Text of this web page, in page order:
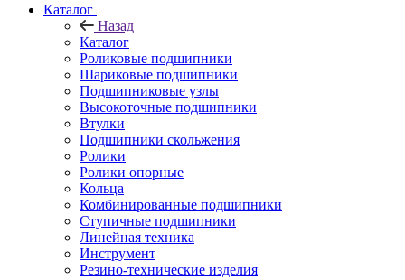
Каталог
Назад
Каталог
Роликовые подшипники
Шариковые подшипники
Подшипниковые узлы
Высокоточные подшипники
Втулки
Подшипники скольжения
Ролики
Ролики опорные
Кольца
Комбинированные подшипники
Ступичные подшипники
Линейная техника
Инструмент
Резино-технические изделия